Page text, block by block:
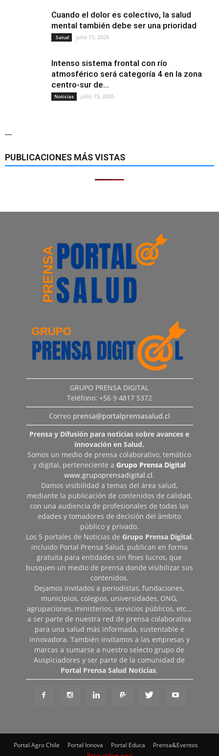
Cuando el dolor es colectivo, la salud
mental también debe ser una prioridad
Salud julio 15, 2026
Intenso sistema frontal con río
atmosférico será categoría 4 en la zona
centro-sur de...
Noticias julio 15, 2026
—
PUBLICACIONES MÁS VISTAS
GRUPO PRENSA DIGITAL
Teléfono: +56 9 4817 5372
Correo prensa@portalprensasalud.cl
Prensa y Difusión para noticias sobre avances e
innovación en Salud.
Somos un medio de prensa colaborativo, temático
y digital, perteneciente a Grupo Prensa Digital
www.grupoprensadigital.cl.
Damos visibilidad a temas del área salud,
mediante la publicación de contenidos de calidad,
con una audiencia de profesionales de todas las
edades y tomadores de decisión del ámbito
público y privado.
Los 5 portales de Noticias de Grupo Prensa Digital,
incluido Portal Prensa Salud, publican en forma
gratuita para entidades sin fines lucros, que
busquen un medio de prensa donde visibilizar sus
contenidos.
Dejamos invitados a periodistas, fundaciones,
municipios, colegios, universidades, ONG,
agrupaciones, ministerios, servicios públicos, etc…
a ser parte de nuestra red de prensa colaborativa
para una salud más informada, sustentable e
innovadora. También invitamos a las empresas y
marcas a sumarse a nuestro selecto grupo de
Auspiciadores y ser parte de la comunidad de
Portal Prensa Salud Noticias.
Portal Agro Chile Portal Innova Portal Educa
Prensa&Eventos